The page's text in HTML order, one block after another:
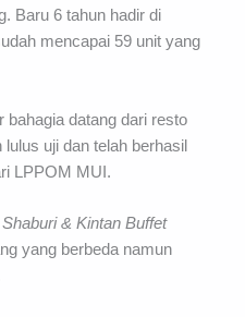
Baru 6 tahun hadir di
mencapai 59 unit yang
bahagia datang dari resto
uji dan telah berhasil
LPPOM MUI.
Shaburi & Kintan Buffet
yang berbeda namun